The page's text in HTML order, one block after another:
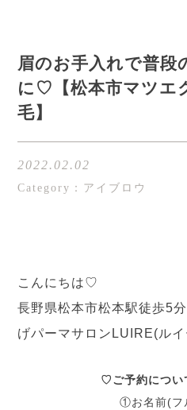
眉のお手入れで普段
に♡【松本市マツエ
毛】
2022.02.02
Category：アイブロウ
こんにちは♡
長野県松本市松本駅徒歩5
げパーマサロンLUIRE(ル
♡ご予約につ
①お名前(フ